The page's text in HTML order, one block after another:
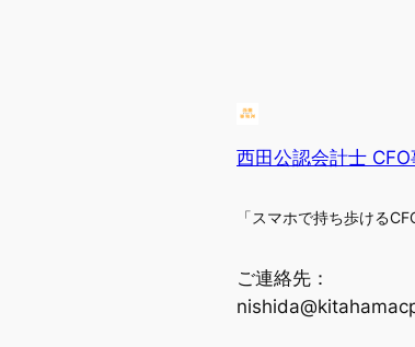
西田公認会計士
「スマホで持ち歩ける
ご連絡先：